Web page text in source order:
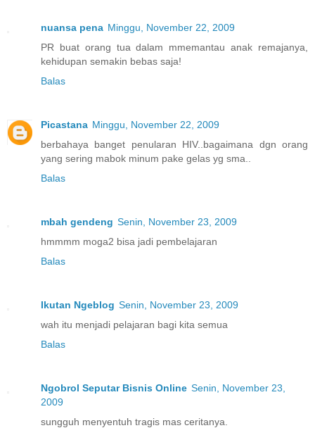
nuansa pena Minggu, November 22, 2009
PR buat orang tua dalam mmemantau anak remajanya,
kehidupan semakin bebas saja!
Balas
Picastana Minggu, November 22, 2009
berbahaya banget penularan HIV..bagaimana dgn orang
yang sering mabok minum pake gelas yg sma..
Balas
mbah gendeng Senin, November 23, 2009
hmmmm moga2 bisa jadi pembelajaran
Balas
Ikutan Ngeblog Senin, November 23, 2009
wah itu menjadi pelajaran bagi kita semua
Balas
Ngobrol Seputar Bisnis Online Senin, November 23,
2009
sungguh menyentuh tragis mas ceritanya.